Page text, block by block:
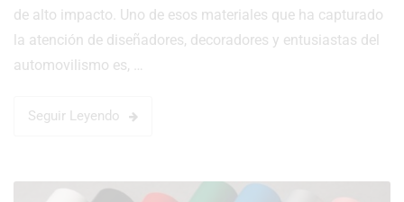
de alto impacto. Uno de esos materiales que ha capturado
la atención de diseñadores, decoradores y entusiastas del
automovilismo es, …
Seguir Leyendo